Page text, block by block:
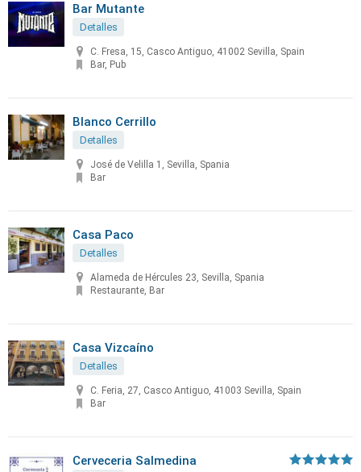
Bar Mutante
Detalles
C. Fresa, 15, Casco Antiguo, 41002 Sevilla, Spain
Bar, Pub
Blanco Cerrillo
Detalles
José de Velilla 1, Sevilla, Spania
Bar
Casa Paco
Detalles
Alameda de Hércules 23, Sevilla, Spania
Restaurante, Bar
Casa Vizcaíno
Detalles
C. Feria, 27, Casco Antiguo, 41003 Sevilla, Spain
Bar
Cerveceria Salmedina